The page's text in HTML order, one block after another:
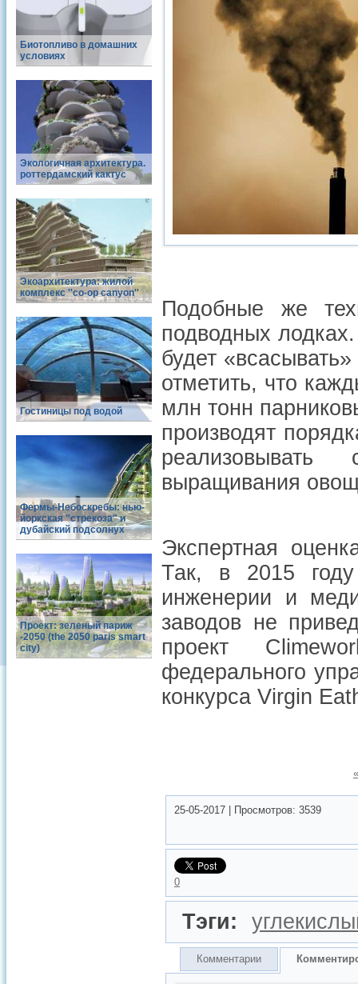
Биотопливо в домашних
условиях
Экологичная архитектура.
роттердамский кактус
Экоархитектура: жилой
комплекс ''co-op canyon''
Гостиницы под водой
Фермы-Небоскребы: нью-
йоркская "стрекоза" и
дубайский подсолнух
Проект: зеленый париж
-2050 (the 2050 paris smart
city)
Подобные же
подводных
будет
отметить, что
млн тонн
производят
реализовывать
выращивания
Экспертная
Так, в 2015
инженерии и
заводов не
проект
федерального
конкурса Virgin
25-05-2017 Просмотров: 3539
0
Тэги:
Комментарии